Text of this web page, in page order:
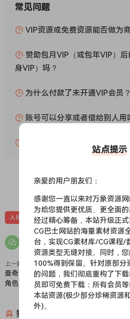
常见问题
VIP资源或免费资源能否做为
赞助包月VIP（或包年VIP）
身VIP）吗？
为什么付款了未开通VIP会员？
账号可以分享或者借给别人用
人体结构 手绘教程 美术教程 蚂蚁
上一篇
曼奇立德ab班2020年+送星雨预科
角色班2020年+大触课堂
猜你喜欢
站点提示
亲爱的用户朋友们：
感谢您一直以来对万象资源网
为给您提供更优质、更全面
经过精心筹备，本站升级正
CG巴士网站的海量素材资源
台，实现CG素材库/CG课程/
资源类型无缝对接。同时，
100%得到保留。针对原部分
的问题，我们彻底重构了下
员即可免费下载：所有会员
本站资源(极少部分珍稀资源
外)。